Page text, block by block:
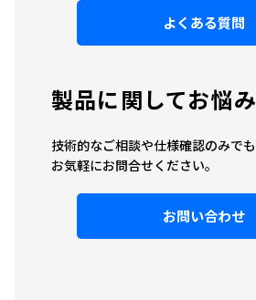
よくある質問
製品に関してお悩
技術的なご相談や仕様確認のみでも
お気軽にお問合せください。
お問い合わせ